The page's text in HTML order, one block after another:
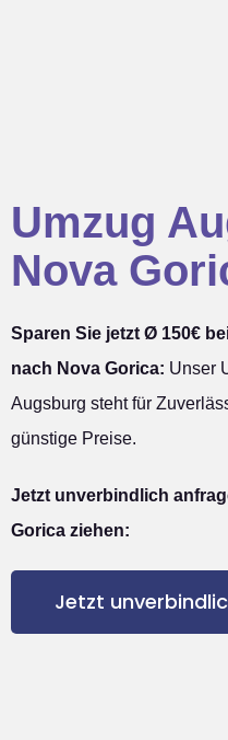
Umzug
Nova
Sparen Sie jetzt Ø 150€
nach Nova Gorica: Unser
Augsburg steht für
günstige Preise.
Jetzt unverbindlich
Gorica ziehen:
Jetzt